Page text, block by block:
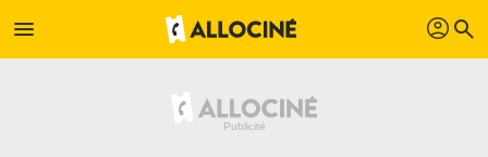
menu profil search